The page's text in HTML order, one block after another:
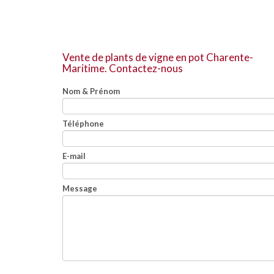
Vente de plants de vigne en pot Charente-
Maritime. Contactez-nous
Nom & Prénom
Téléphone
E-mail
Message